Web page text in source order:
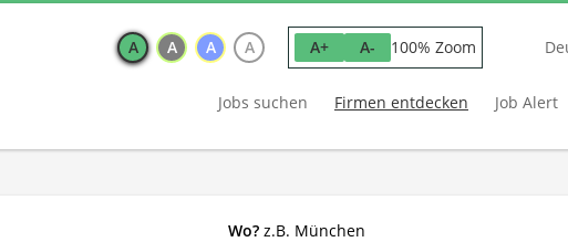
A A A A A+ A- 100% Zoom
Jobs suchen Firmen entdecken Job Alert
Wo? z.B. München